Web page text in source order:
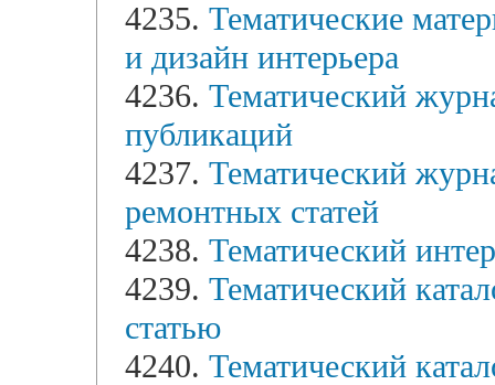
4235. Тематические
и дизайн интерьера
4236. Тематический
публикаций
4237. Тематический
ремонтных статей
4238. Тематический
4239. Тематический
статью
4240. Тематический